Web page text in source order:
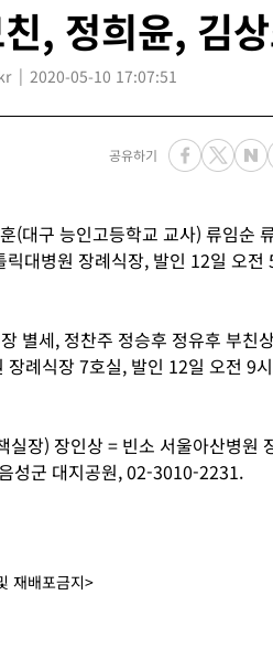
, 정희윤, 김
2020-05-10 17:07:51
공유하기
(대구 능인고등학교 교사) 류임순
대병원 장례식장, 발인 12일 오
별세, 정찬주 정승후 정유후 부친
장례식장 7호실, 발인 12일 오전 9
장) 장인상 = 빈소 서울아산병원
성군 대지공원, 02-3010-2231.
재배포금지>